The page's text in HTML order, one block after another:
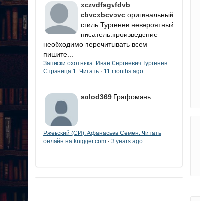
xczvdfsgvfdvb
cbvcxbcvbvc оригинальный
стиль Тургенев невероятный
писатель.произведение
необходимо перечитывать всем
пишите...
Записки охотника. Иван Сергеевич Тургенев.
Страница 1. Читать · 11 months ago
solod369 Графомань.
Ржевский (СИ). Афанасьев Семён. Читать
онлайн на knigger.com · 3 years ago